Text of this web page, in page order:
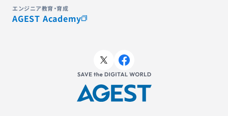
エンジニア教育・育成
AGEST Academy